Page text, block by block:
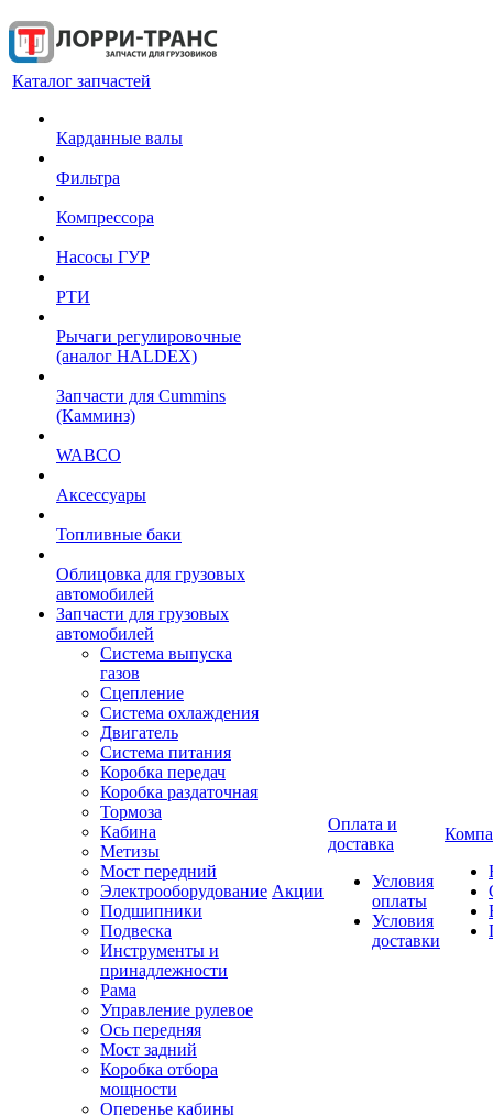
Каталог запчастей
Карданные валы
Фильтра
Компрессора
Насосы ГУР
РТИ
Рычаги регулировочные
(аналог HALDEX)
Запчасти для Cummins
(Камминз)
WABCO
Аксессуары
Топливные баки
Облицовка для грузовых
автомобилей
Запчасти для грузовых
автомобилей
Система выпуска
газов
Сцепление
Система охлаждения
Двигатель
Система питания
Коробка передач
Коробка раздаточная
Тормоза
Кабина
Метизы
Мост передний
Электрооборудование
Подшипники
Подвеска
Инструменты и
принадлежности
Рама
Управление рулевое
Ось передняя
Мост задний
Коробка отбора
мощности
Оперенье кабины
Акции
Оплата и
доставка
Условия
оплаты
Условия
доставки